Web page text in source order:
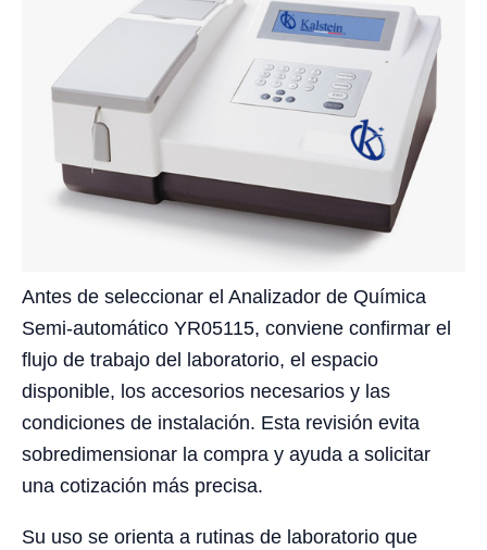
Antes de seleccionar el Analizador de Química
Semi-automático YR05115, conviene confirmar el
flujo de trabajo del laboratorio, el espacio
disponible, los accesorios necesarios y las
condiciones de instalación. Esta revisión evita
sobredimensionar la compra y ayuda a solicitar
una cotización más precisa.
Su uso se orienta a rutinas de laboratorio que